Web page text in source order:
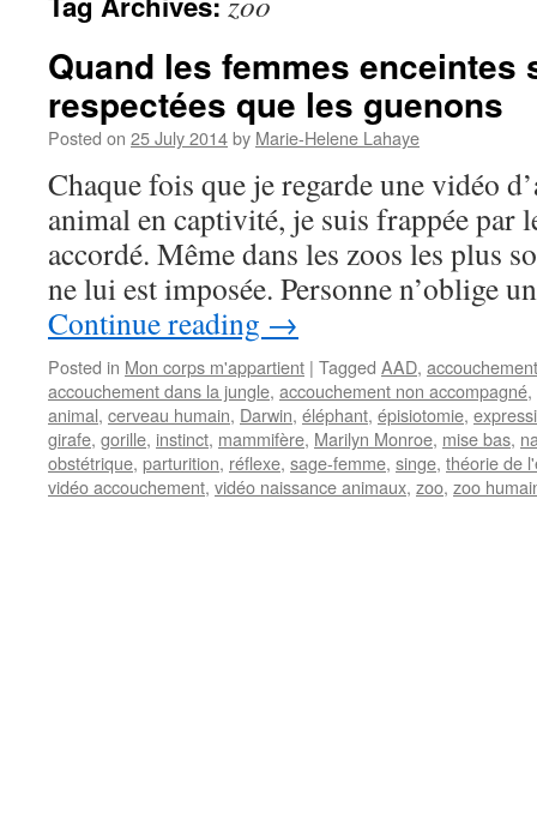
Quand les femmes enceintes
respectées que les guenons
Posted on 25 July 2014by Marie-Helene Lahaye
Chaque fois que je regarde une vidéo
animal en captivité, je suis frappée par
accordé. Même dans les zoos les plus
ne lui est imposée. Personne n’oblige
Continue reading →
Posted in Mon corps m'appartient | Tagged AAD, accouchement
accouchement dans la jungle, accouchement non accompagné,
animal, cerveau humain, Darwin, éléphant, épisiotomie,
girafe, gorille, instinct, mammifère, Marilyn Monroe, mise bas,
obstétrique, parturition, réflexe, sage-femme, singe, théorie de
vidéo accouchement, vidéo naissance animaux, zoo, zoo